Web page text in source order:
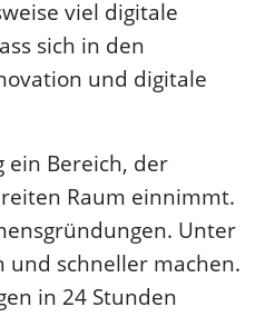
viel digitale
sich in den
und digitale
ein Bereich, der
Raum einnimmt.
Unter
und schneller machen.
in 24 Stunden